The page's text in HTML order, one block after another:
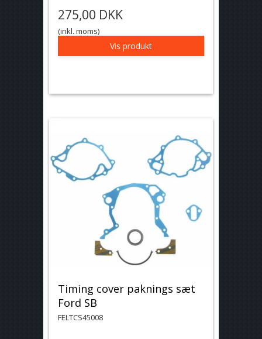
275,00 DKK
(inkl. moms)
Vis produkt
Timing cover paknings sæt
Ford SB
FELTCS45008